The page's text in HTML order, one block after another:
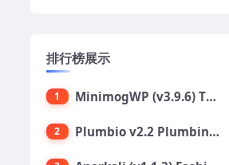
排行榜展示
1 MinimogWP (v3.9.6) The High Converting eCommerce WordPress Theme
2 Plumbio v2.2 Plumbing Services WordPress Theme